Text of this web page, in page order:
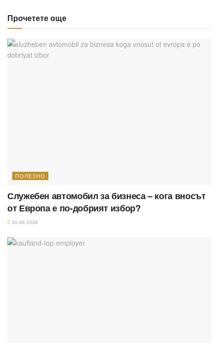
Прочетете още
ПОЛЕЗНО
Служебен автомобил за бизнеса – кога вносът
от Европа е по-добрият избор?
30.06.2026